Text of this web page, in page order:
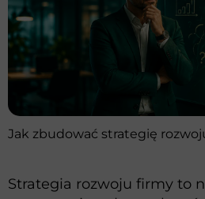
Jak zbudować strategię
Strategia rozwoju firmy to